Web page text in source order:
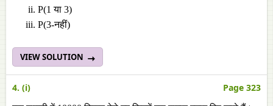
P(1 या 3)
P(3-नहीं)
VIEW SOLUTION
4. (i) Page 323